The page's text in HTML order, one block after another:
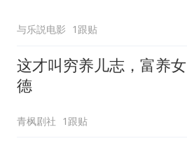
与乐説电影 1跟贴
这才叫穷养儿志，富养女
德
青枫剧社 1跟贴